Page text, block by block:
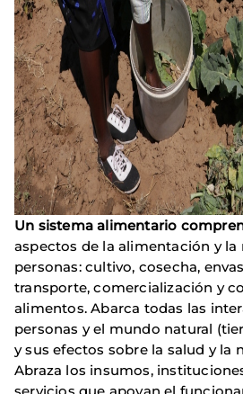
Un sistema alimentario
aspectos de la alimentación y la
personas: cultivo, cosecha,
transporte, comercialización y
alimentos. Abarca todas las
personas y el mundo natural
y sus efectos sobre la salud y la
Abraza los insumos,
servicios que apoyan el